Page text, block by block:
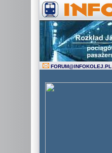
FORUM@INFOKOLEJ.PL